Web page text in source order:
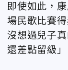
即使如此，
場民歌比賽
沒想過兒子
還差點留級」